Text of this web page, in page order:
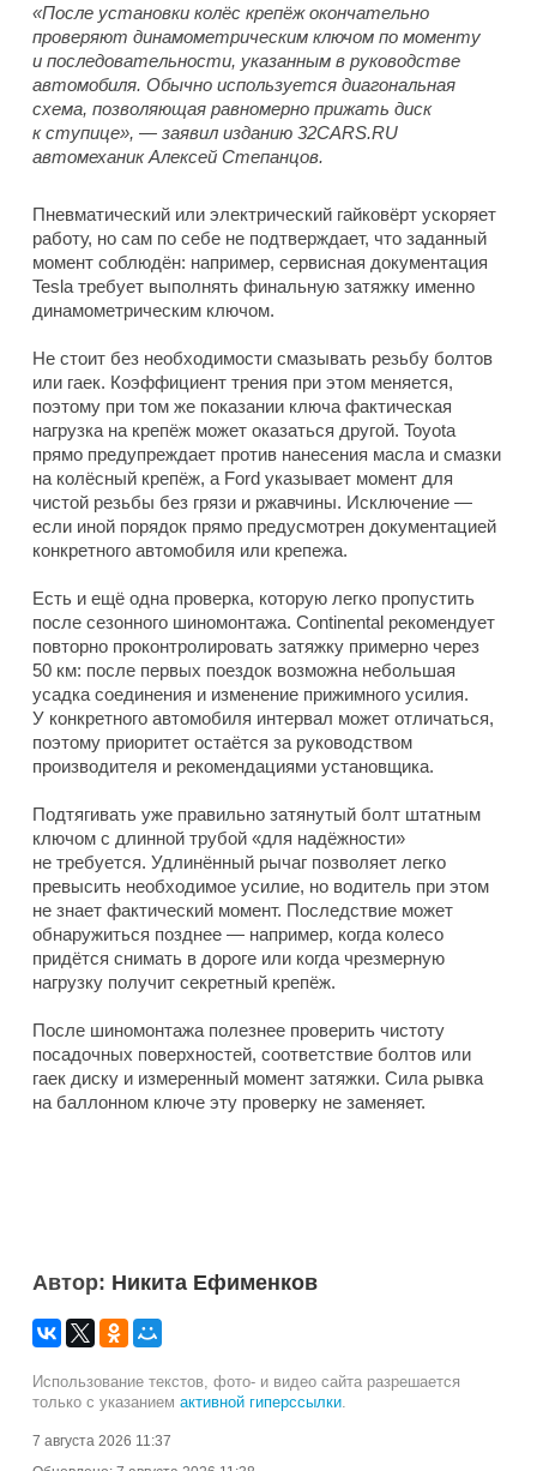
«После установки колёс крепёж окончательно
проверяют динамометрическим ключом по моменту
и последовательности, указанным в руководстве
автомобиля. Обычно используется диагональная
схема, позволяющая равномерно прижать диск
к ступице», — заявил изданию 32CARS.RU
автомеханик Алексей Степанцов.
Пневматический или электрический гайковёрт ускоряет
работу, но сам по себе не подтверждает, что заданный
момент соблюдён: например, сервисная документация
Tesla требует выполнять финальную затяжку именно
динамометрическим ключом.
Не стоит без необходимости смазывать резьбу болтов
или гаек. Коэффициент трения при этом меняется,
поэтому при том же показании ключа фактическая
нагрузка на крепёж может оказаться другой. Toyota
прямо предупреждает против нанесения масла и смазки
на колёсный крепёж, а Ford указывает момент для
чистой резьбы без грязи и ржавчины. Исключение —
если иной порядок прямо предусмотрен документацией
конкретного автомобиля или крепежа.
Есть и ещё одна проверка, которую легко пропустить
после сезонного шиномонтажа. Continental рекомендует
повторно проконтролировать затяжку примерно через
50 км: после первых поездок возможна небольшая
усадка соединения и изменение прижимного усилия.
У конкретного автомобиля интервал может отличаться,
поэтому приоритет остаётся за руководством
производителя и рекомендациями установщика.
Подтягивать уже правильно затянутый болт штатным
ключом с длинной трубой «для надёжности»
не требуется. Удлинённый рычаг позволяет легко
превысить необходимое усилие, но водитель при этом
не знает фактический момент. Последствие может
обнаружиться позднее — например, когда колесо
придётся снимать в дороге или когда чрезмерную
нагрузку получит секретный крепёж.
После шиномонтажа полезнее проверить чистоту
посадочных поверхностей, соответствие болтов или
гаек диску и измеренный момент затяжки. Сила рывка
на баллонном ключе эту проверку не заменяет.
Автор: Никита Ефименков
Использование текстов, фото- и видео сайта разрешается
только с указанием активной гиперссылки
7 августа 2026 11:37